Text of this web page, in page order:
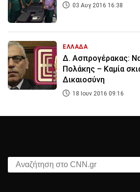
03 Αυγ 2016 16:38
ΕΛΛΑΔΑ
Δ. Ασπρογέρακας:
Πολάκης – Καμία
Δικαιοσύνη
18 Ιουν 2016 09:16
Αναζήτηση στο CNN.gr